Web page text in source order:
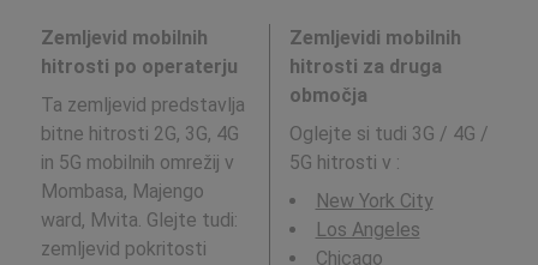
Zemljevid mobilnih
hitrosti po operaterju
Ta zemljevid predstavlja
bitne hitrosti 2G, 3G, 4G
in 5G mobilnih omrežij v
Mombasa, Majengo
ward, Mvita. Glejte tudi:
zemljevid pokritosti
Zemljevidi mobilnih
hitrosti za druga
območja
Oglejte si tudi 3G / 4G /
5G hitrosti v :
New York City
Los Angeles
Chicago